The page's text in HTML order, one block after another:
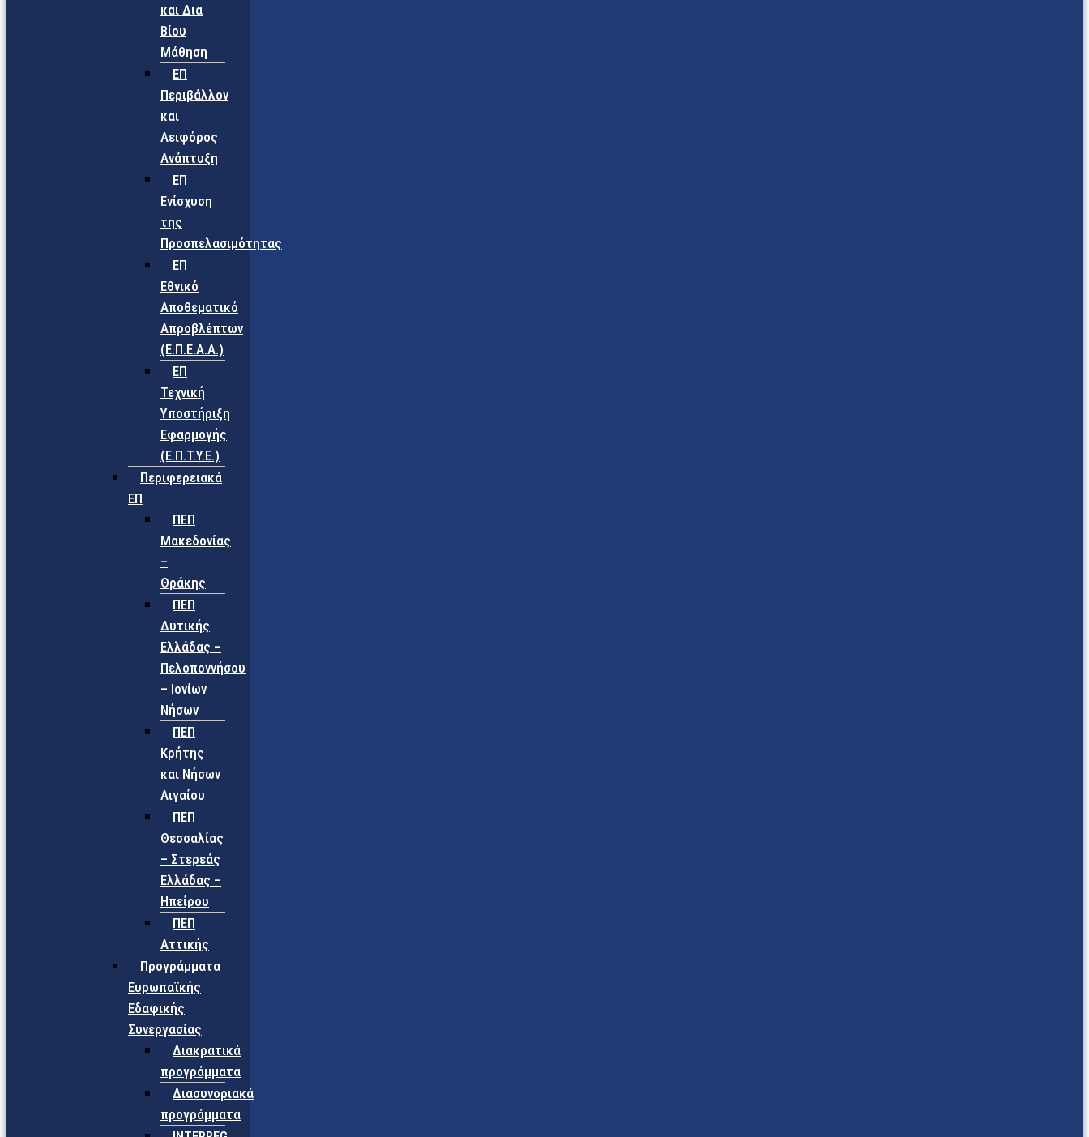
και Δια
Βίου
Μάθηση
ΕΠ
Περιβάλλον
και
Αειφόρος
Ανάπτυξη
ΕΠ
Ενίσχυση
της
Προσπελασιμότητας
ΕΠ
Εθνικό
Αποθεματικό
Απροβλέπτων
(Ε.Π.Ε.Α.Α.)
ΕΠ
Τεχνική
Υποστήριξη
Εφαρμογής
(Ε.Π.Τ.Υ.Ε.)
Περιφερειακά
ΕΠ
ΠΕΠ
Μακεδονίας
–
Θράκης
ΠΕΠ
Δυτικής
Ελλάδας –
Πελοποννήσου
– Ιονίων
Νήσων
ΠΕΠ
Κρήτης
και Νήσων
Αιγαίου
ΠΕΠ
Θεσσαλίας
– Στερεάς
Ελλάδας –
Ηπείρου
ΠΕΠ
Αττικής
Προγράμματα
Ευρωπαϊκής
Εδαφικής
Συνεργασίας
Διακρατικά
προγράμματα
Διασυνοριακά
προγράμματα